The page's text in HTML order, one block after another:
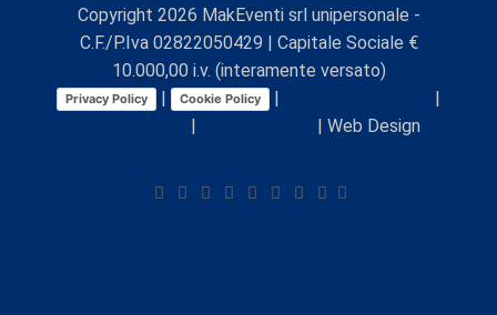
LAVORO E WELFARE
CREDITO E BANDI
AMBIENTE, SICUREZZA E IGIENE
DEGLI ALIMENTI
MARKETING E PROMOZIONE
Copyright 2026 MakEventi srl unipersonale -
C.F./P.Iva 02822050429 | Capitale Sociale €
10.000,00 i.v. (interamente versato)
Privacy Policy | Cookie Policy |
|
|
| Web Design